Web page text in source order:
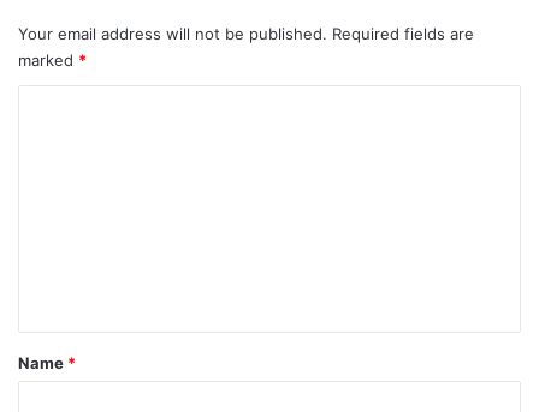
Your email address will not be published. Required fields are
marked *
*
Name *